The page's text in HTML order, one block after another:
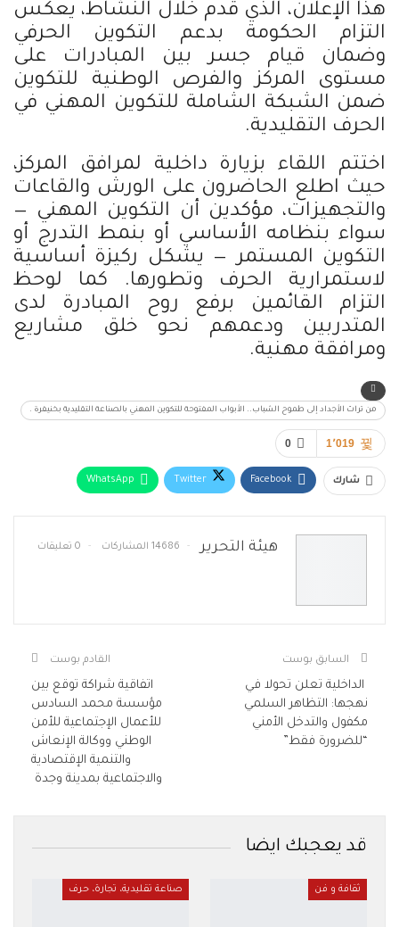
هذا الإعلان، الذي قدم خلال النشاط، يعكس
التزام الحكومة بدعم التكوين الحرفي
وضمان قيام جسر بين المبادرات على
مستوى المركز والفرص الوطنية للتكوين
ضمن الشبكة الشاملة للتكوين المهني في
الحرف التقليدية.
اختتم اللقاء بزيارة داخلية لمرافق المركز،
حيث اطلع الحاضرون على الورش والقاعات
والتجهيزات، مؤكدين أن التكوين المهني —
سواء بنظامه الأساسي أو بنمط التدرج أو
التكوين المستمر — يشكل ركيزة أساسية
لاستمرارية الحرف وتطورها. كما لوحظ
التزام القائمين برفع روح المبادرة لدى
المتدربين ودعمهم نحو خلق مشاريع
ومرافقة مهنية.
من تراث الأجداد إلى طموح الشباب.. الأبواب المفتوحة للتكوين المهني بالصناعة التقليدية بخنيفرة .
0 1٬019
شارك Facebook
Twitter
WhatsApp
هيئة التحرير 14686 المشاركات 0 تعليقات
السابق بوست
الداخلية تعلن تحولا في
نهجها: التظاهر السلمي
مكفول والتدخل الأمني
“للضرورة فقط”
القادم بوست
اتفاقية شراكة توقع بين
مؤسسة محمد السادس
للأعمال الإجتماعية للأمن
الوطني ووكالة الإنعاش
والتنمية الإقتصادية
والاجتماعية بمدينة وجدة
قد يعجبك ايضا
ثقافة و فن صناعة تقليدية، تجارة، حرف